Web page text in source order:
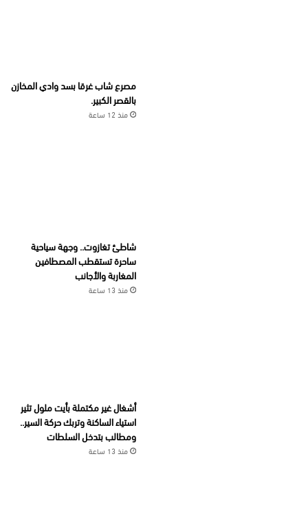
مصرع شاب غرقا بسد وادي المخازن
بالقصر الكبير.
منذ 12 ساعة
شاطئ تغازوت.. وجهة سياحية
ساحرة تستقطب المصطافين
المغاربة والأجانب
منذ 13 ساعة
أشغال غير مكتملة بأيت ملول تثير
استياء الساكنة وتربك حركة السير..
ومطالب بتدخل السلطات
منذ 13 ساعة